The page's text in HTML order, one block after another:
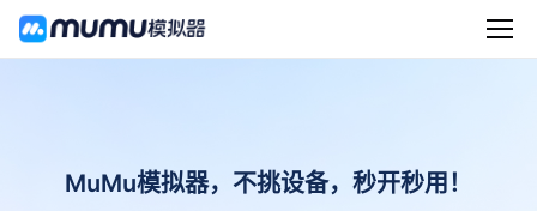
MuMu模拟器，不挑设备，秒开秒用！